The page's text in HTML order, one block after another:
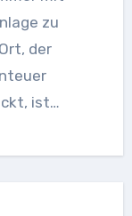
zu
der
ist…